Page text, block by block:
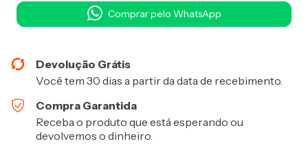
Comprar pelo WhatsApp
Devolução Grátis
Você tem 30 dias a partir da data de recebimento.
Compra Garantida
Receba o produto que está esperando ou
devolvemos o dinheiro.